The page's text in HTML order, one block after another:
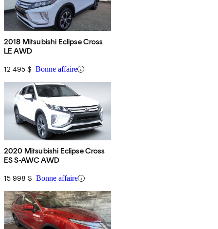
2018 Mitsubishi Eclipse Cross
LE AWD
12 495 $ Bonne affaire
2020 Mitsubishi Eclipse Cross
ES S-AWC AWD
15 998 $ Bonne affaire